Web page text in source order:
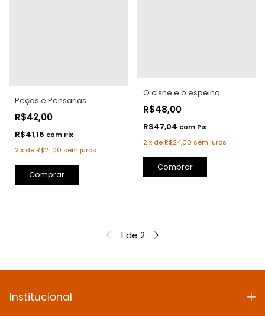
Peças e Pensarias
R$42,00
R$41,16 com Pix
2x deR$21,00 sem juros
Comprar
O cisne e o espelho
R$48,00
R$47,04 com Pix
2 x deR$24,00 sem juros
1 de 2
Institucional